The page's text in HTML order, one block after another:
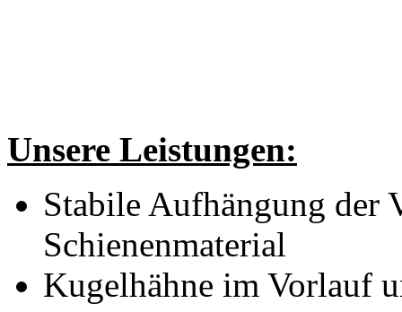
Unsere Leistungen:
Stabile Aufhängung
Schienenmaterial
Kugelhähne im Vorlauf